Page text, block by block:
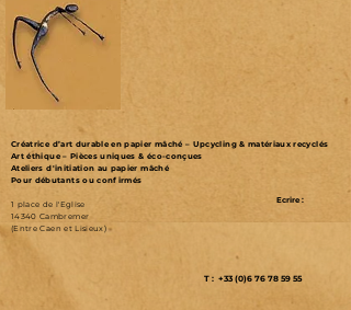
Créatrice d’art durable en papier mâché – Upcycling & matériaux recyclés
Art éthique – Pièces uniques & éco-conçues
Ateliers d'initiation au papier mâché
Pour débutants ou confirmés
1 place de l'Eglise
14340 Cambremer
(Entre Caen et Lisieux)
Ecrire :
T : +33 (0)6 76 78 59 55